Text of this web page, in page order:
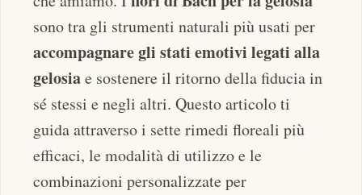
sono tra gli strumenti naturali più usati per
accompagnare gli stati emotivi legati alla
gelosiae sostenere il ritorno della fiducia in
sé stessi e negli altri. Questo articolo ti
guida attraverso i sette rimedi floreali più
efficaci, le modalità di utilizzo e le
combinazioni personalizzate per